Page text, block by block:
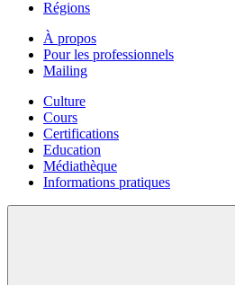
Régions
À propos
Pour les professionnels
Mailing
Culture
Cours
Certifications
Education
Médiathèque
Informations pratiques